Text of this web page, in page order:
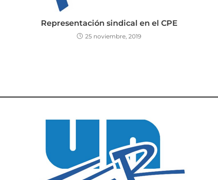
Representación sindical en el CPE
25 noviembre, 2019